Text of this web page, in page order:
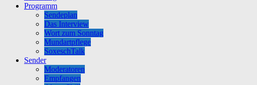
Programm
Sendeplan
Das Interview
Wort zum Sonntag
Mundartpflege
SoxeschTalk
Sender
Moderatoren
Empfangen